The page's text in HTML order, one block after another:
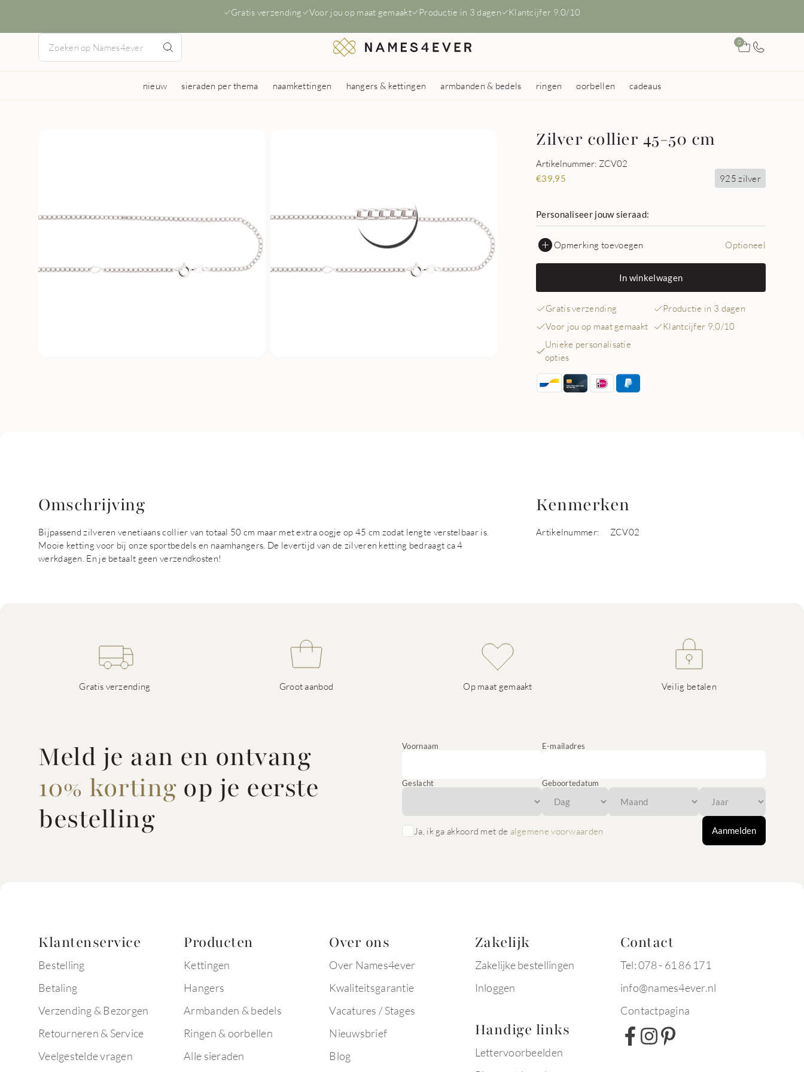
Gratis verzending Voor jou op maat gemaakt Productie in 3 dagen Klantcijfer 9.0/10
0
nieuw sieraden per thema naamkettingen hangers & kettingen armbanden & bedels ringen oorbellen cadeaus
Zilver collier 45-50 cm
Artikelnummer: ZCV02
€39,95 925 zilver
Personaliseer jouw sieraad:
Opmerking toevoegen Optioneel
In winkelwagen
Gratis verzending
Productie in 3 dagen
Voor jou op maat gemaakt
Klantcijfer 9,0/10
Unieke personalisatie
opties
Omschrijving
Bijpassend zilveren venetiaans collier van totaal 50 cm maar met extra oogje op 45 cm zodat lengte verstelbaar is.
Mooie ketting voor bij onze sportbedels en naamhangers. De levertijd van de zilveren ketting bedraagt ca 4
werkdagen. En je betaalt geen verzendkosten!
Kenmerken
Artikelnummer: ZCV02
Gratis verzending Groot aanbod Op maat gemaakt Veilig betalen
Meld je aan en ontvang
10% korting op je eerste
bestelling
Voornaam E-mailadres
Geslacht Geboortedatum
Ja, ik ga akkoord met de algemene voorwaarden Aanmelden
Klantenservice
Bestelling
Betaling
Verzending & Bezorgen
Retourneren & Service
Veelgestelde vragen
Producten
Kettingen
Hangers
Armbanden & bedels
Ringen & oorbellen
Alle sieraden
Over ons
Over Names4ever
Kwaliteitsgarantie
Vacatures / Stages
Nieuwsbrief
Blog
Zakelijk
Zakelijke bestellingen
Inloggen
Handige links
Lettervoorbeelden
Contact
Tel: 078 - 61 86 171
info@names4ever.nl
Contactpagina